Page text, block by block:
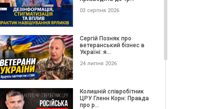
03 серпня 2026
Сергій Позняк про
ветеранський бізнес в
Україні: я...
24 липня 2026
Колишній співробітник
ЦРУ Гленн Корн: Правда
про р...